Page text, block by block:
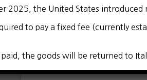
2025, the United States
to pay a fixed fee (currently
the goods will be returned to